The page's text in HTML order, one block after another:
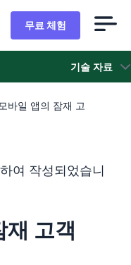
무료 체험
기술 자료
모바일 앱의 잠재 고
여 영어를 번역한 것
여 작성되었습니
재 고객